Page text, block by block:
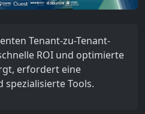
Tenant-zu-Tenant-
ROI und optimierte
erfordert eine
Tools.